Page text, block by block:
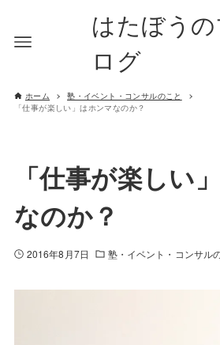
はたぼう
ログ
ホーム
塾・イベント・コンサルのこと
「仕事が楽しい」はホンマなのか？
「仕事が楽しい
なのか？
2016年8月7日 塾・イベント・コンサル